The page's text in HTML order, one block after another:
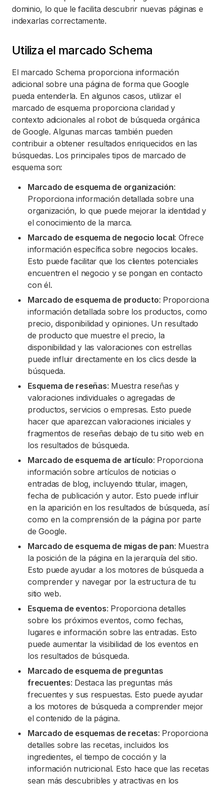
dominio, lo que le facilita descubrir nuevas páginas e
indexarlas correctamente.
Utiliza el marcado Schema
El marcado Schema proporciona información
adicional sobre una página de forma que Google
pueda entenderla. En algunos casos, utilizar el
marcado de esquema proporciona claridad y
contexto adicionales al robot de búsqueda orgánica
de Google. Algunas marcas también pueden
contribuir a obtener resultados enriquecidos en las
búsquedas. Los principales tipos de marcado de
esquema son:
Marcado de esquema de organización:
Proporciona información detallada sobre una
organización, lo que puede mejorar la identidad y
el conocimiento de la marca.
Marcado de esquema de negocio local: Ofrece
información específica sobre negocios locales.
Esto puede facilitar que los clientes potenciales
encuentren el negocio y se pongan en contacto
con él.
Marcado de esquema de producto: Proporciona
información detallada sobre los productos, como
precio, disponibilidad y opiniones. Un resultado
de producto que muestre el precio, la
disponibilidad y las valoraciones con estrellas
puede influir directamente en los clics desde la
búsqueda.
Esquema de reseñas: Muestra reseñas y
valoraciones individuales o agregadas de
productos, servicios o empresas. Esto puede
hacer que aparezcan valoraciones iniciales y
fragmentos de reseñas debajo de tu sitio web en
los resultados de búsqueda.
Marcado de esquema de artículo: Proporciona
información sobre artículos de noticias o
entradas de blog, incluyendo titular, imagen,
fecha de publicación y autor. Esto puede influir
en la aparición en los resultados de búsqueda, así
como en la comprensión de la página por parte
de Google.
Marcado de esquema de migas de pan: Muestra
la posición de la página en la jerarquía del sitio.
Esto puede ayudar a los motores de búsqueda a
comprender y navegar por la estructura de tu
sitio web.
Esquema de eventos: Proporciona detalles
sobre los próximos eventos, como fechas,
lugares e información sobre las entradas. Esto
puede aumentar la visibilidad de los eventos en
los resultados de búsqueda.
Marcado de esquema de preguntas
frecuentes: Destaca las preguntas más
frecuentes y sus respuestas. Esto puede ayudar
a los motores de búsqueda a comprender mejor
el contenido de la página.
Marcado de esquemas de recetas: Proporciona
detalles sobre las recetas, incluidos los
ingredientes, el tiempo de cocción y la
información nutricional. Esto hace que las recetas
sean más descubribles y atractivas en los